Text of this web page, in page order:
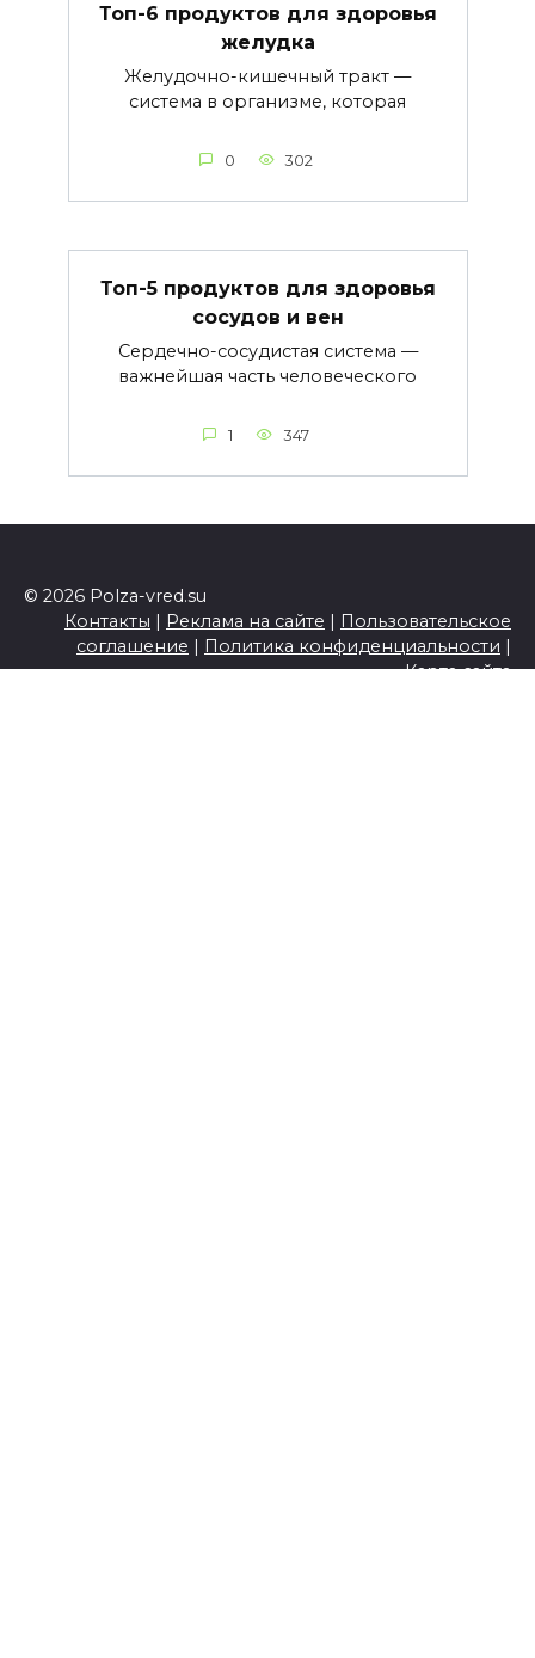
Топ-6 продуктов для здоровья
желудка
Желудочно-кишечный тракт —
система в организме, которая
0 302
Топ-5 продуктов для здоровья
сосудов и вен
Сердечно-сосудистая система —
важнейшая часть человеческого
1 347
© 2026 Polza-vred.su
Контакты | Реклама на сайте | Пользовательское
соглашение | Политика конфиденциальности |
Карта сайта